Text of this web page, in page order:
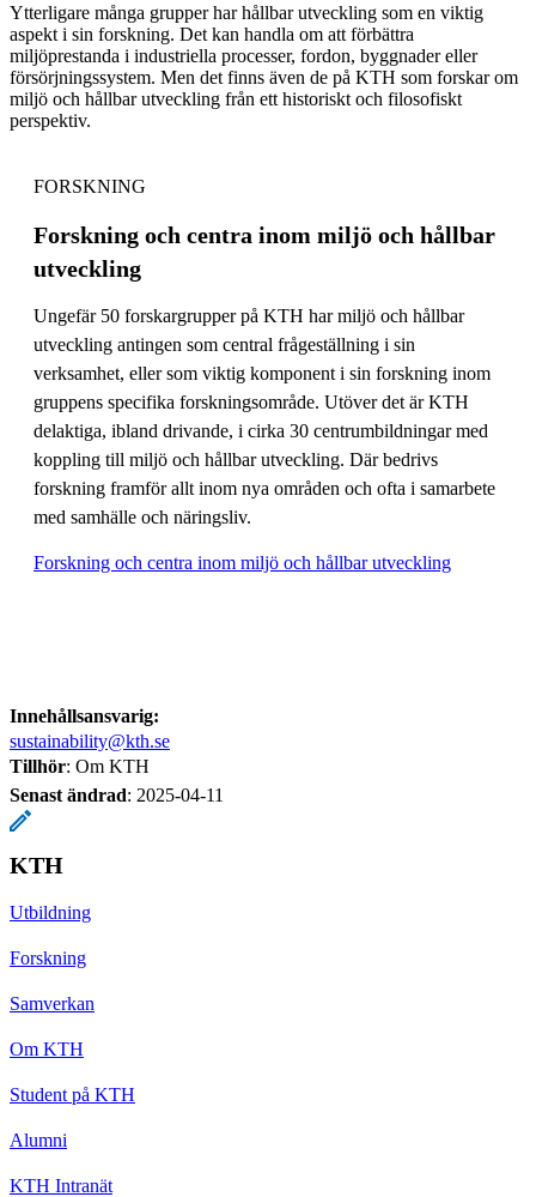
Ytterligare många grupper har hållbar utveckling som en viktig
aspekt i sin forskning. Det kan handla om att förbättra
miljöprestanda i industriella processer, fordon, byggnader eller
försörjningssystem. Men det finns även de på KTH som forskar om
miljö och hållbar utveckling från ett historiskt och filosofiskt
perspektiv.
FORSKNING
Forskning och centra inom miljö och hållbar
utveckling
Ungefär 50 forskargrupper på KTH har miljö och hållbar
utveckling antingen som central frågeställning i sin
verksamhet, eller som viktig komponent i sin forskning inom
gruppens specifika forskningsområde. Utöver det är KTH
delaktiga, ibland drivande, i cirka 30 centrumbildningar med
koppling till miljö och hållbar utveckling. Där bedrivs
forskning framför allt inom nya områden och ofta i samarbete
med samhälle och näringsliv.
Forskning och centra inom miljö och hållbar utveckling
Innehållsansvarig:
sustainability@kth.se
Tillhör: Om KTH
Senast ändrad: 2025-04-11
KTH
Utbildning
Forskning
Samverkan
Om KTH
Student på KTH
Alumni
KTH Intranät